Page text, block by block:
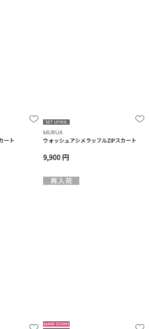
ート
MURUA
ウォッシュアシメラッフルZIPスカート
9,900 円